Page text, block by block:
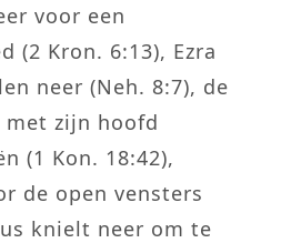
voor een
(2 Kron. 6:13), Ezra
neer (Neh. 8:7), de
zijn hoofd
(1 Kon. 18:42),
de open vensters
knielt neer om te